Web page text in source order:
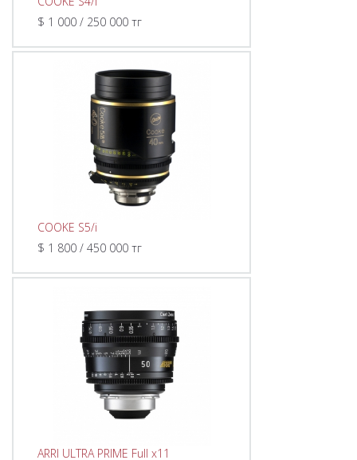
$ 1 000 / 250 000 тг
COOKE S5/i
$ 1 800 / 450 000 тг
ARRI ULTRA PRIME Full x11